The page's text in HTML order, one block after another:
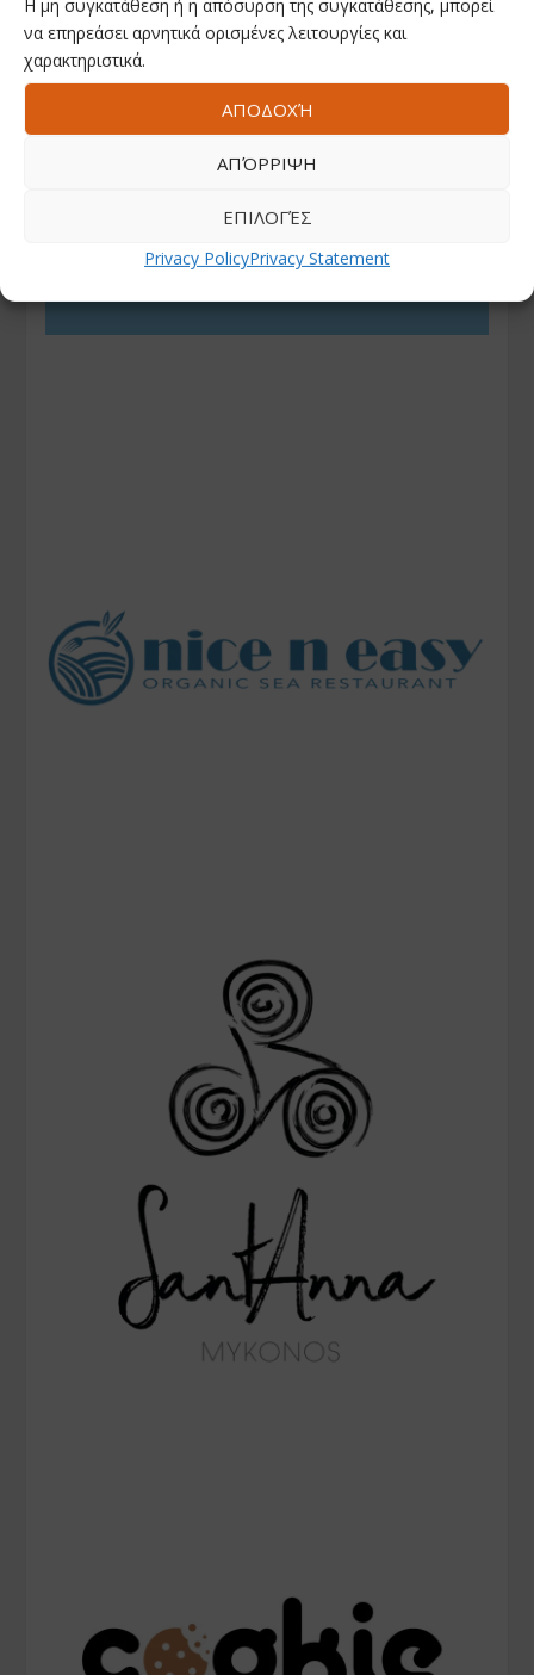
Η μη συγκατάθεση ή η απόσυρση της συγκατάθεσης, μπορεί
να επηρεάσει αρνητικά ορισμένες λειτουργίες και
χαρακτηριστικά.
ΑΠΟΔΟΧΉ
ΑΠΌΡΡΙΨΗ
ΕΠΙΛΟΓΈΣ
Privacy PolicyPrivacy Statement